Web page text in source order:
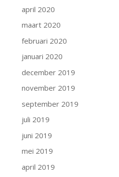
april 2020
maart 2020
februari 2020
januari 2020
december 2019
november 2019
september 2019
juli 2019
juni 2019
mei 2019
april 2019